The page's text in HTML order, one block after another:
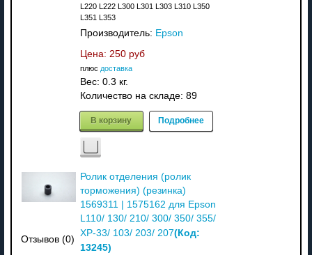
L220 L222 L300 L301 L303 L310 L350
L351 L353
Производитель: Epson
Цена: 250 руб
плюс доставка
Вес: 0.3 кг.
Количество на складе: 89
В корзину Подробнее
Отзывов (0)
Ролик отделения (ролик
торможения) (резинка)
1569311 | 1575162 для Epson
L110/ 130/ 210/ 300/ 350/ 355/
XP-33/ 103/ 203/ 207(Код:
13245)